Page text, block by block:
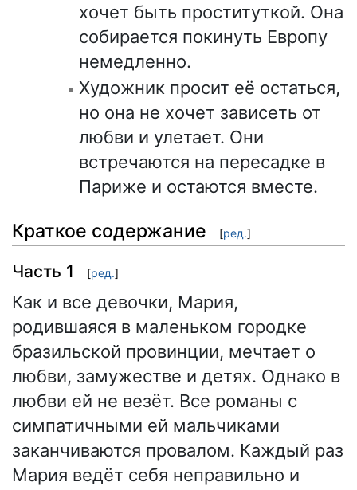
хочет быть проституткой. Она
собирается покинуть Европу
немедленно.
Художник просит её остаться,
но она не хочет зависеть от
любви и улетает. Они
встречаются на пересадке в
Париже и остаются вместе.
Краткое содержание [ред.]
Часть 1 [ред.]
Как и все девочки, Мария,
родившаяся в маленьком городке
бразильской провинции, мечтает о
любви, замужестве и детях. Однако в
любви ей не везёт. Все романы с
симпатичными ей мальчиками
заканчиваются провалом. Каждый раз
Мария ведёт себя неправильно и